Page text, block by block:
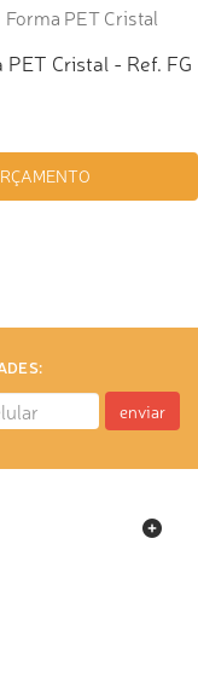
PET Cristal - Ref. FG
enviar